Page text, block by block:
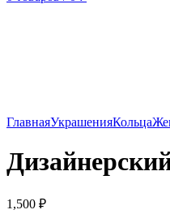
ГлавнаяУкрашенияКольца
1,500 ₽